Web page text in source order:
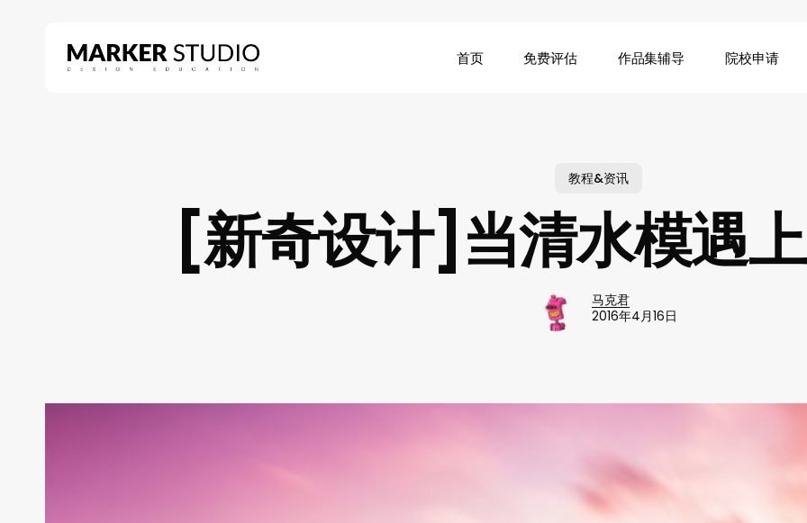
首页 免费评估 作品集辅导 院校申请
教程&资讯
[新奇设计]当清水模遇
马克君
2016年4月16日